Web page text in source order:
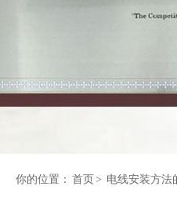
你的位置： 首页 > 电线安装方法